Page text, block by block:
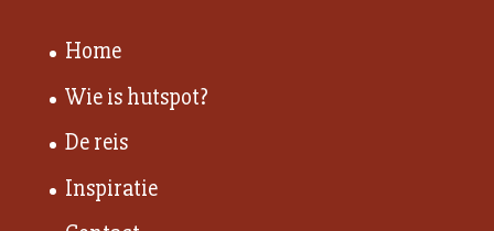
Home
Wie is hutspot?
De reis
Inspiratie